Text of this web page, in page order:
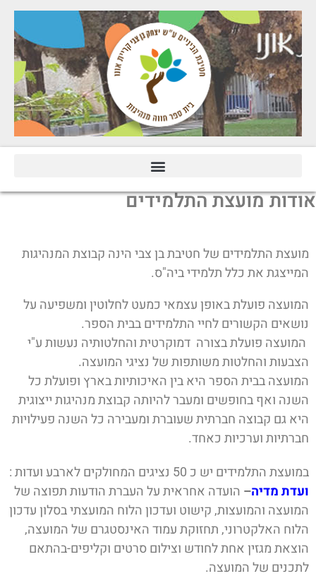
מועצת התלמידים
מועצת התלמידים של חטיבת בן צבי הינה קבוצת המנהיגות
המייצגת את כלל תלמידי ביה"ס.
המועצה פועלת באופן עצמאי כמעט לחלוטין ומשפיעה על
נושאים הקשורים לחיי התלמידים בבית הספר.
המועצה פועלת בצורה דמוקרטית והחלטותיה נעשות ע"י
הצבעות והחלטות משותפות של נציגי המועצה.
המועצה בבית הספר היא בין האיכותיות בארץ ופועלת כל
השנה ואף בחופשים ומעבר להיותה קבוצת מנהיגות ייצוגית
היא גם קבוצה חברתית שעוברת ומעבירה כל השנה פעילויות
חברתיות וערכיות כאחד.
במועצת התלמידים יש כ 50 נציגים המחולקים לארבע ועדות :
ועדת מדיה–הועדה אחראית על העברת הודעות תפוצה של
המועצה והמועצות, קישוט ועדכון הלוח המועצתי בסלון עדכון
הלוח האלקטרוני, תחזוקת עמוד האינסטגרם של המועצה,
הוצאת מגזין אחת לחודש וצילום סרטים וקליפים-בהתאם
לתכנים של המועצה.